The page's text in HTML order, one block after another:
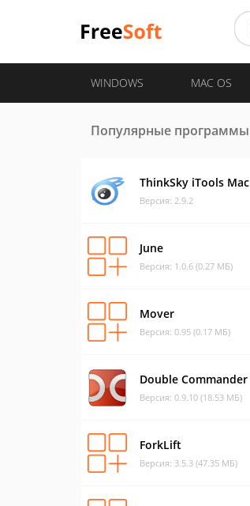
WINDOWS MAC OS
Популярные программы
ThinkSky iTools Mac
Версия: 2.9.2
June
Версия: 1.0.6 (0.27 МБ)
Mover
Версия: 0.95 (0.17 МБ)
Double Commander
Версия: 0.9.10 (18.53 МБ)
ForkLift
Версия: 3.5.3 (47.35 МБ)